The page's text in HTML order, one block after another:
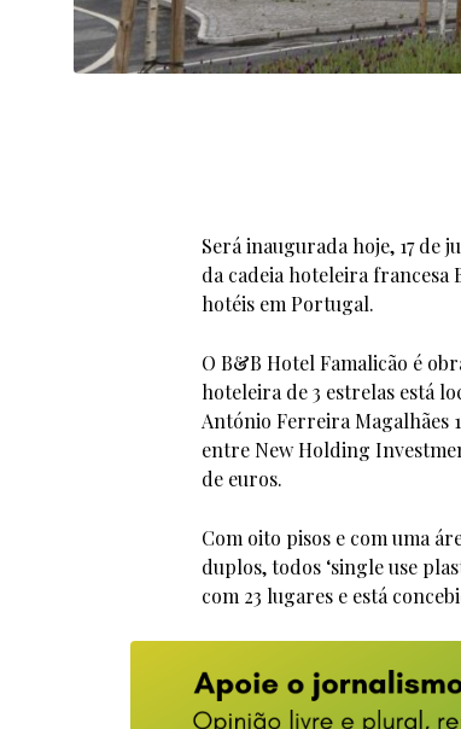
Será inaugurada hoje, 17 de
da cadeia hoteleira francesa
hotéis em Portugal.
O B&B Hotel Famalicão é
hoteleira de 3 estrelas está
António Ferreira Magalhães
entre New Holding
de euros.
Com oito pisos e com uma
duplos, todos ‘single use
com 23 lugares e está